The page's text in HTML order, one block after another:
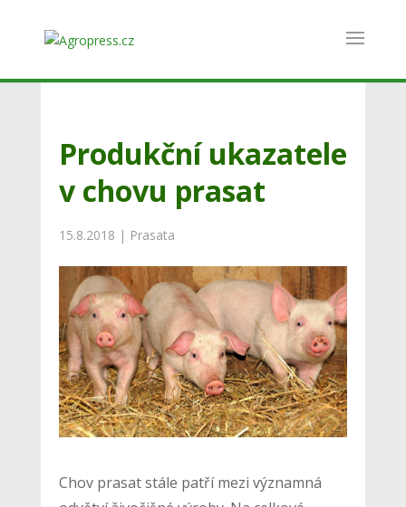
Produkční ukazatele
v chovu prasat
15.8.2018 | Prasata
Chov prasat stále patří mezi významná